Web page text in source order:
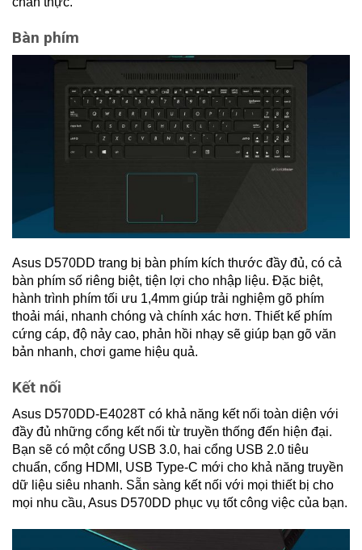
Bàn phím
Asus D570DD trang bị bàn phím kích thước đầy đủ, có cả
bàn phím số riêng biệt, tiện lợi cho nhập liệu. Đặc biệt,
hành trình phím tối ưu 1,4mm giúp trải nghiệm gõ phím
thoải mái, nhanh chóng và chính xác hơn. Thiết kế phím
cứng cáp, độ nảy cao, phản hồi nhạy sẽ giúp bạn gõ văn
bản nhanh, chơi game hiệu quả.
Kết nối
Asus D570DD-E4028T có khả năng kết nối toàn diện với
đầy đủ những cổng kết nối từ truyền thống đến hiện đại.
Bạn sẽ có một cổng USB 3.0, hai cổng USB 2.0 tiêu
chuẩn, cổng HDMI, USB Type-C mới cho khả năng truyền
dữ liệu siêu nhanh. Sẵn sàng kết nối với mọi thiết bị cho
mọi nhu cầu, Asus D570DD phục vụ tốt công việc của bạn.